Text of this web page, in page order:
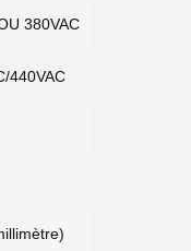
380VAC
440VAC